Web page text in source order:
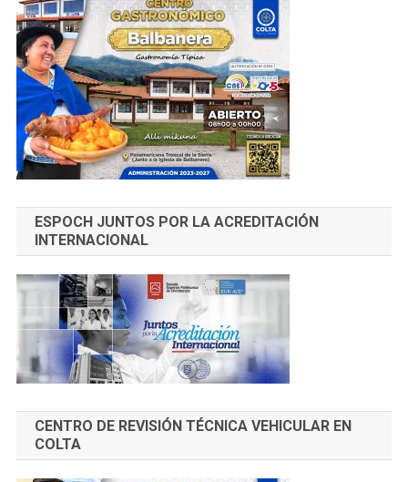
ESPOCH JUNTOS POR LA ACREDITACIÓN
INTERNACIONAL
CENTRO DE REVISIÓN TÉCNICA VEHICULAR EN
COLTA